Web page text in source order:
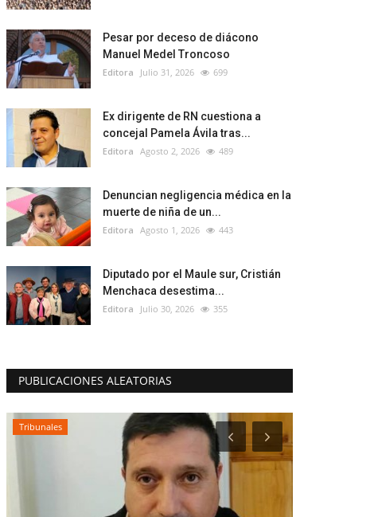
Pesar por deceso de diácono
Manuel Medel Troncoso
Editora Julio 31, 2026 699
Ex dirigente de RN cuestiona a
concejal Pamela Ávila tras...
Editora Agosto 2, 2026 489
Denuncian negligencia médica en la
muerte de niña de un...
Editora Agosto 1, 2026 443
Diputado por el Maule sur, Cristián
Menchaca desestima...
Editora Julio 30, 2026 355
PUBLICACIONES ALEATORIAS
Tribunales